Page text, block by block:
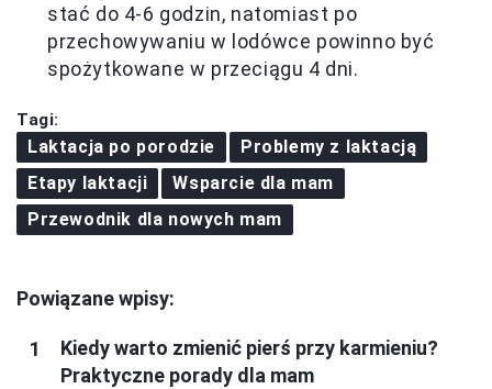
stać do 4-6 godzin, natomiast po
przechowywaniu w lodówce powinno być
spożytkowane w przeciągu 4 dni.
Tagi:
Laktacja po porodzie
Problemy z laktacją
Etapy laktacji
Wsparcie dla mam
Przewodnik dla nowych mam
Powiązane wpisy:
Kiedy warto zmienić pierś przy karmieniu?
Praktyczne porady dla mam